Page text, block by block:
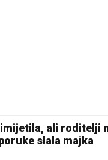
ali roditelji
slala majka